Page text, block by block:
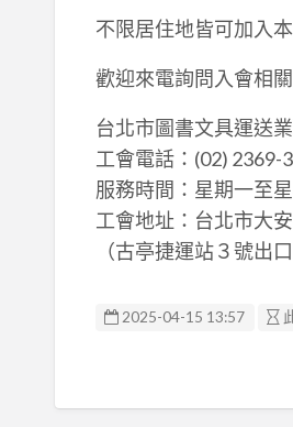
不限居住地皆可加入
歡迎來電詢問入會相
台北市圖書文具運送
工會電話：(02) 2369-
服務時間：星期一至
工會地址：台北市大
（古亭捷運站３號出
2025-04-15 13:57